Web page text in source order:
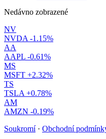
Nedávno zobrazené
NV
NVDA -1.15%
AA
AAPL -0.61%
MS
MSFT +2.32%
TS
TSLA +0.78%
AM
AMZN -0.19%
Soukromí · Obchodní